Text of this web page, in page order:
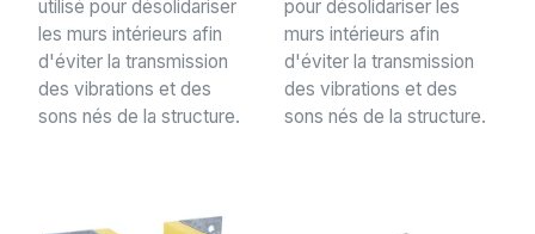
utilisé pour désolidariser
les murs intérieurs afin
d'éviter la transmission
des vibrations et des
sons nés de la structure.
pour désolidariser les
murs intérieurs afin
d'éviter la transmission
des vibrations et des
sons nés de la structure.